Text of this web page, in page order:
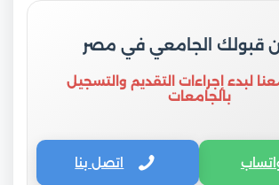
قبولك الجامعي في مصر
لبدء إجراءات التقديم والتسجيل
بالجامعات
اتصل بنا